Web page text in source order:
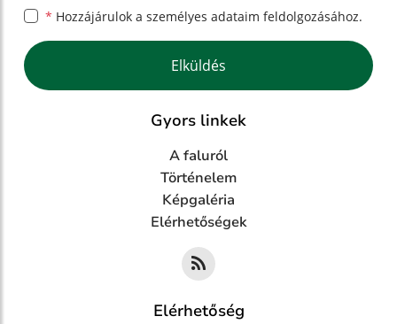
* Hozzájárulok a személyes adataim feldolgozásához.
Google reCaptcha Response
Elküldés
Gyors linkek
A faluról
Történelem
Képgaléria
Elérhetőségek
Elérhetőség